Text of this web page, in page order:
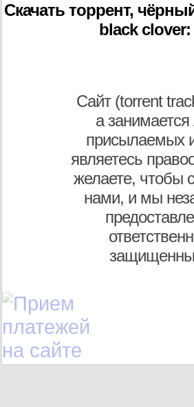
Скачать торрент,
black
Сайт (torrent
а
присылаемых
являетесь
желаете, чтобы
нами, и мы